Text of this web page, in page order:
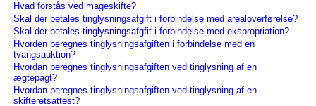
Hvad forstås ved mageskifte?
Skal der betales tinglysningsafgift i forbindelse med arealoverførelse?
Skal der betales tinglysningsafgfit i forbindelse med ekspropriation?
Hvorden beregnes tinglysningsafgiften i forbindelse med en
tvangsauktion?
Hvordan beregnes tinglysningsafgiften ved tinglysning af en
ægtepagt?
Hvordan beregnes tinglysningsafgiften ved tinglysning af en
skifteretsattest?